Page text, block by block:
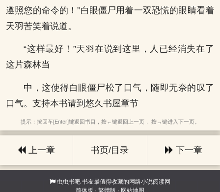
遵照您的命令的！”白眼僵尸用着一双恐慌的眼睛看着
天羽苦笑着说道。
“这样最好！”天羽在说到这里，人已经消失在了
这片森林当
中，这使得白眼僵尸松了口气，随即无奈的叹了
口气。支持本书请到悠久书屋章节
提示：按回车[Enter]键返回书目，按←键返回上一页， 按→键进入下一页。
上一章 书页/目录 下一章
虫虫书吧 书友最值得收藏的网络小说阅读网
简体版 · 繁體版 · 网站地图